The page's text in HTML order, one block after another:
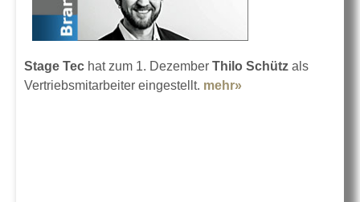
Stage Tec hat zum 1. Dezember Thilo Schütz als
Vertriebsmitarbeiter eingestellt. mehr»